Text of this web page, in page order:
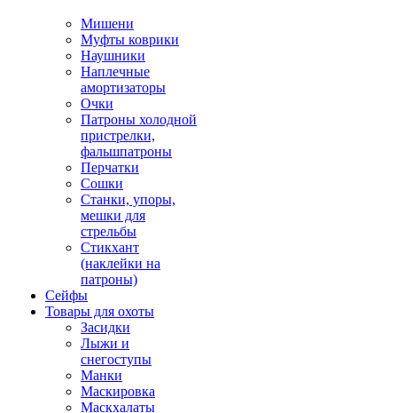
Мишени
Муфты коврики
Наушники
Наплечные
амортизаторы
Очки
Патроны холодной
пристрелки,
фальшпатроны
Перчатки
Сошки
Станки, упоры,
мешки для
стрельбы
Стикхант
(наклейки на
патроны)
Сейфы
Товары для охоты
Засидки
Лыжи и
снегоступы
Манки
Маскировка
Маскхалаты